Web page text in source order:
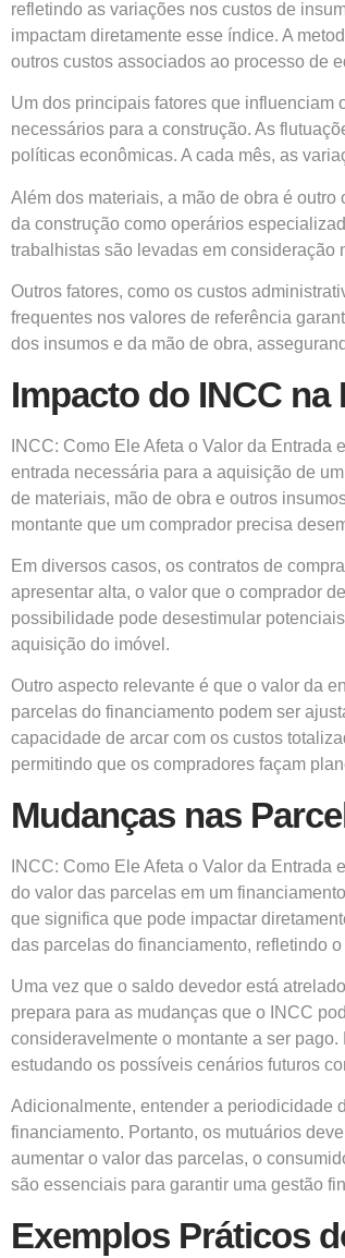
refletindo as variações nos custos de
impactam diretamente esse índice. A
outros custos associados ao processo de
Um dos principais fatores que influenciam
necessários para a construção. As
políticas econômicas. A cada mês, as
Além dos materiais, a mão de obra é
da construção como operários
trabalhistas são levadas em consideração
Outros fatores, como os custos
frequentes nos valores de referência
dos insumos e da mão de obra,
Impacto do INCC
INCC: Como Ele Afeta o Valor da
entrada necessária para a aquisição de
de materiais, mão de obra e outros
montante que um comprador precisa
Em diversos casos, os contratos de
apresentar alta, o valor que o comprador
possibilidade pode desestimular
aquisição do imóvel.
Outro aspecto relevante é que o valor da
parcelas do financiamento podem ser
capacidade de arcar com os custos
permitindo que os compradores façam
Mudanças nas
INCC: Como Ele Afeta o Valor da
do valor das parcelas em um
que significa que pode impactar
das parcelas do financiamento, refletindo
Uma vez que o saldo devedor está
prepara para as mudanças que o INCC
consideravelmente o montante a ser
estudando os possíveis cenários futuros
Adicionalmente, entender a periodicidade
financiamento. Portanto, os mutuários
aumentar o valor das parcelas, o
são essenciais para garantir uma gestão
Exemplos Práticos